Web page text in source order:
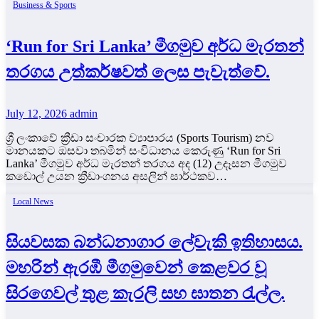
Business & Sports
‘Run for Sri Lanka’ මීගමුව අර්ධ මැරතන්
තරගය උත්කර්ෂවත් ලෙස පැවැත්වේ.
July 12, 2026 admin
ශ්‍රී ලංකාවේ ක්‍රීඩා සංචාරක ව්‍යාපාරය (Sports Tourism) නව
මානයකට ඔසවා තබමින් සංවිධානය කෙරුණු ‘Run for Sri
Lanka’ මීගමුව අර්ධ මැරතන් තරගය අද (12) උදෑසන මීගමුව
කඩොල් උයන ක්‍රීඩාංගනය අසලින් සාර්ථකව…
Local News
සියවසක බන්ධනාගාර ලේවැකි ඉතිහාසය.
මහරින් ඇරඹී මීගමුවෙන් කෙළවර වූ
සිරගෙවල් තුළ කැරලි සහ ඝාතන රැල්ල.